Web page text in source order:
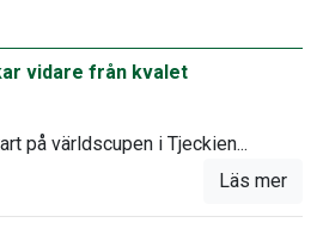
vidare från kvalet
på världscupen i Tjeckien...
Läs mer